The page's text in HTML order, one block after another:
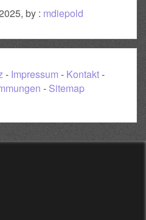
by : mdiepold
- Impressum - Kontakt-
- Sitemap